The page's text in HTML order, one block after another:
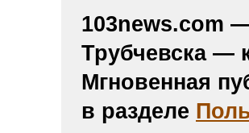
103news.com
Трубчевска —
Мгновенная
в разделе